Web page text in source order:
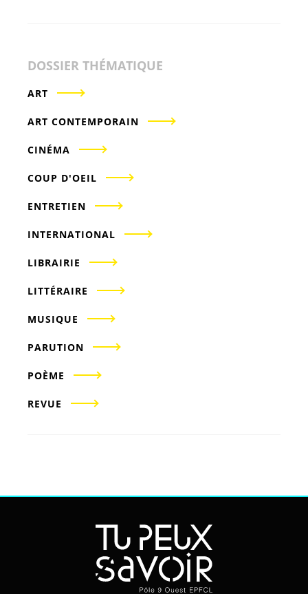
DOSSIER THÉMATIQUE
ART
ART CONTEMPORAIN
CINÉMA
COUP D'OEIL
ENTRETIEN
INTERNATIONAL
LIBRAIRIE
LITTÉRAIRE
MUSIQUE
PARUTION
POÈME
REVUE